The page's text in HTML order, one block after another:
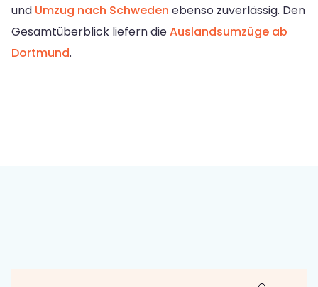
und Umzug nach Schweden ebenso zuverlässig. Den
Gesamtüberblick liefern dieAuslandsumzüge ab
Dortmund.